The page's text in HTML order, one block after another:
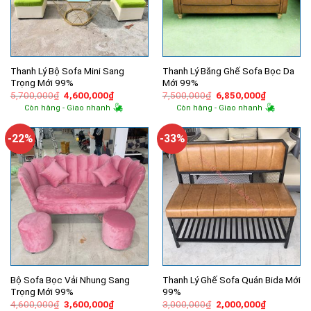
Thanh Lý Bộ Sofa Mini Sang
Trọng Mới 99%
5,700,000₫ Giá
gốc
là:
4,600,000₫Giá
hiện
tại
4,600,000₫.
Còn hàng - Giao nhanh
Thanh Lý Băng Ghế Sofa Bọc Da
Mới 99%
7,500,000₫ Giá
gốc
là:
6,850,000₫Giá
hiện
tại
Còn hàng - Giao nhanh
-22%
Bộ Sofa Bọc Vải Nhung Sang
Trọng Mới 99%
4,600,000₫ Giá
3,600,000₫Giá
-33%
Thanh Lý Ghế Sofa Quán Bida Mới
99%
3,000,000₫ Giá
2,000,000₫Giá